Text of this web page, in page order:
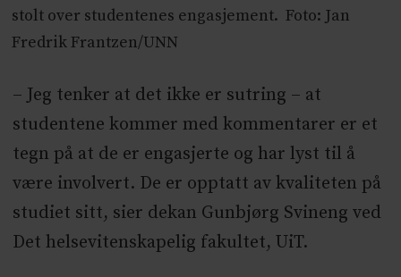
stolt over studentenes engasjement. Foto: Jan
Fredrik Frantzen/UNN
– Jeg tenker at det ikke er sutring – at
studentene kommer med kommentarer er et
tegn på at de er engasjerte og har lyst til å
være involvert. De er opptatt av kvaliteten på
studiet sitt, sier dekan Gunbjørg Svineng ved
Det helsevitenskapelig fakultet, UiT.